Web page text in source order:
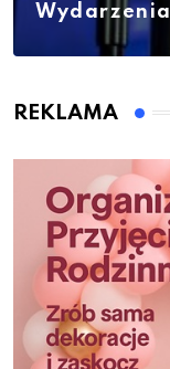
Wydarzenia
REKLAMA